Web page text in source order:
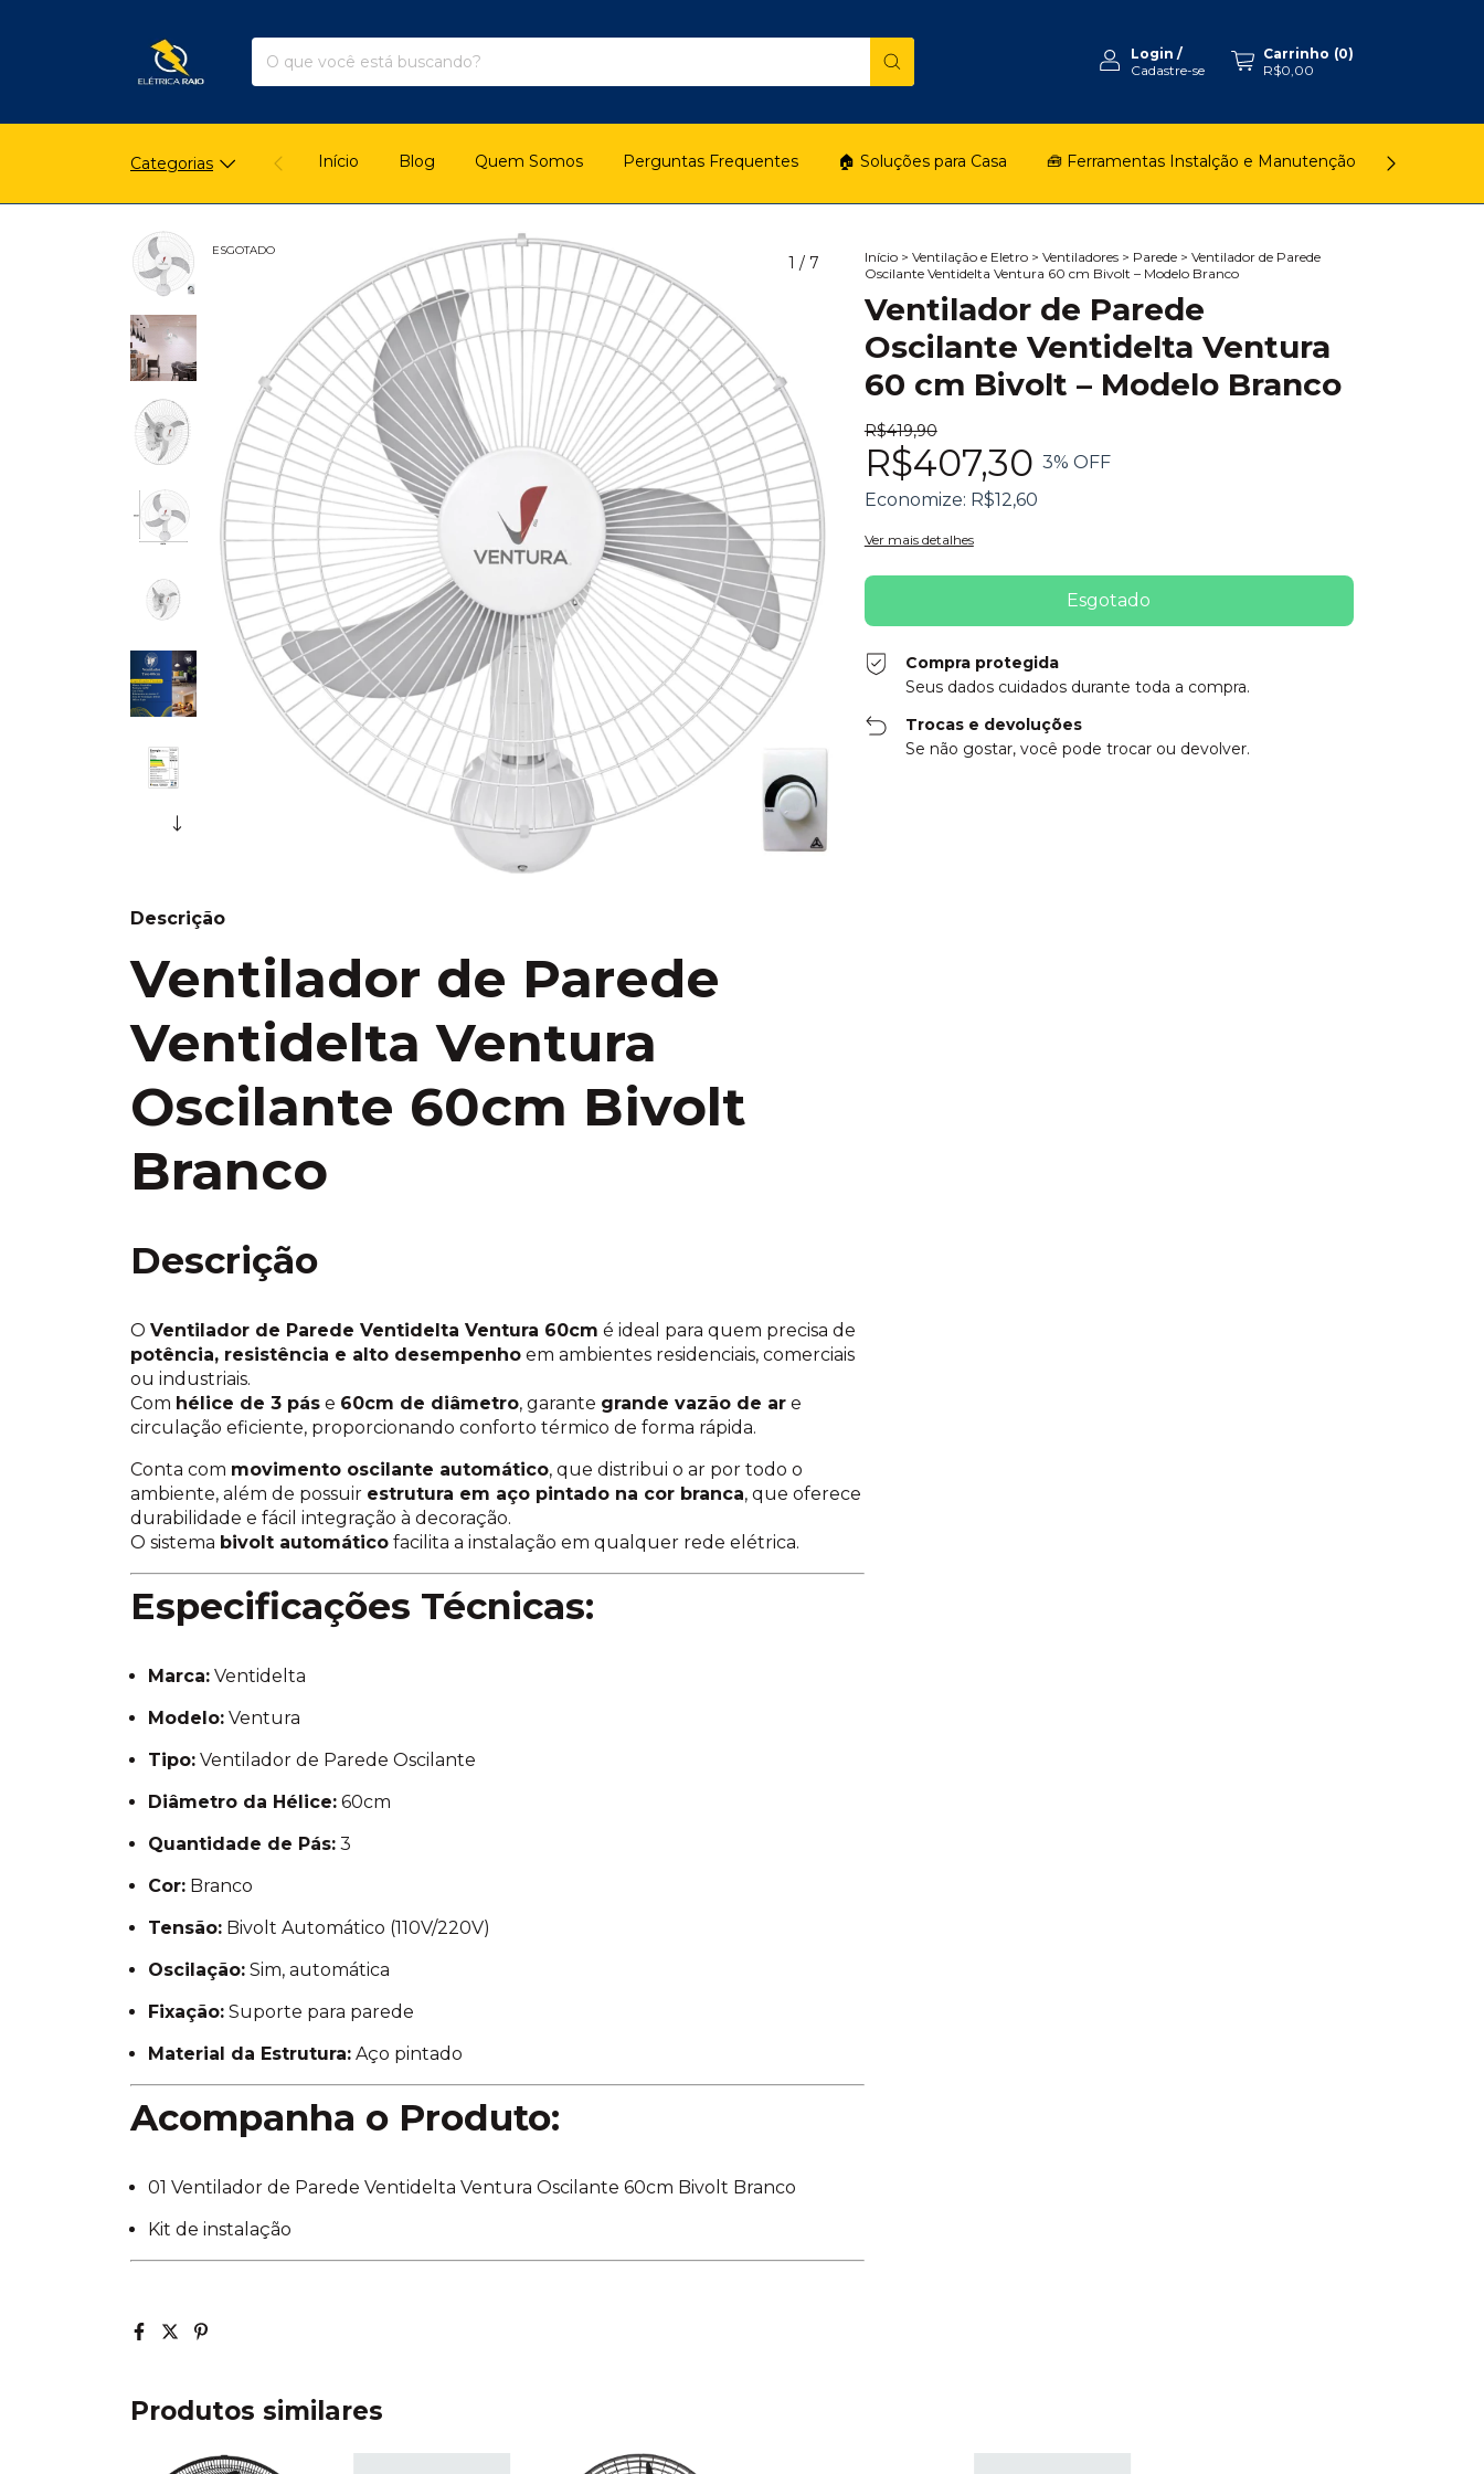
Login /
Cadastre-se
Carrinho (0)
R$0,00
Categorias Início Blog Quem Somos Perguntas Frequentes 🏠 Soluções para Casa 🧰 Ferramentas Instalção e Manutenção 🚿
ESGOTADO
1 / 7 Início > Ventilação e Eletro > Ventiladores > Parede > Ventilador de Parede
Oscilante Ventidelta Ventura 60 cm Bivolt – Modelo Branco
Ventilador de Parede
Oscilante Ventidelta Ventura
60 cm Bivolt – Modelo Branco
R$419,90
R$407,30 3% OFF
Economize: R$12,60
Ver mais detalhes
Compra protegida
Seus dados cuidados durante toda a compra.
Trocas e devoluções
Se não gostar, você pode trocar ou devolver.
Descrição
Ventilador de Parede
Ventidelta Ventura
Oscilante 60cm Bivolt
Branco
Descrição
O Ventilador de Parede Ventidelta Ventura 60cm é ideal para quem precisa de
potência, resistência e alto desempenho em ambientes residenciais, comerciais
ou industriais.
Com hélice de 3 pás e 60cm de diâmetro, garante grande vazão de ar e
circulação eficiente, proporcionando conforto térmico de forma rápida.
Conta com movimento oscilante automático, que distribui o ar por todo o
ambiente, além de possuir estrutura em aço pintado na cor branca, que oferece
durabilidade e fácil integração à decoração.
O sistema bivolt automático facilita a instalação em qualquer rede elétrica.
Especificações Técnicas:
Marca: Ventidelta
Modelo: Ventura
Tipo: Ventilador de Parede Oscilante
Diâmetro da Hélice: 60cm
Quantidade de Pás: 3
Cor: Branco
Tensão: Bivolt Automático (110V/220V)
Oscilação: Sim, automática
Fixação: Suporte para parede
Material da Estrutura: Aço pintado
Acompanha o Produto:
01 Ventilador de Parede Ventidelta Ventura Oscilante 60cm Bivolt Branco
Kit de instalação
Produtos similares